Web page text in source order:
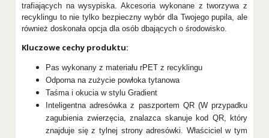
trafiających na wysypiska. Akcesoria wykonane z tworzywa z
recyklingu to nie tylko bezpieczny wybór dla Twojego pupila, ale
również doskonała opcja dla osób dbających o środowisko.
Kluczowe cechy produktu:
Pas wykonany z materiału rPET z recyklingu
Odporna na zużycie powłoka tytanowa
Taśma i okucia w stylu Gradient
Inteligentna adresówka z paszportem QR (W przypadku
zagubienia zwierzęcia, znalazca skanuje kod QR, który
znajduje się z tylnej strony adresówki. Właściciel w tym